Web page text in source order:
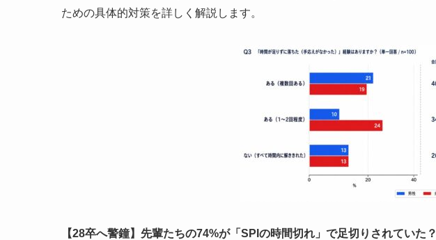
ための具体的対策を詳しく解説します。
【28卒へ警鐘】先輩たちの74%が「SPIの時間切れ」で足切りされていた？